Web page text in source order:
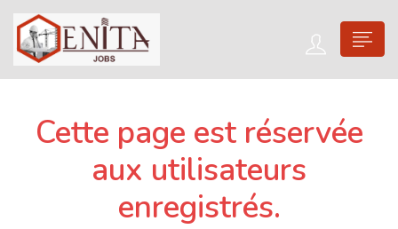
Cette page est réservée
aux utilisateurs
enregistrés.